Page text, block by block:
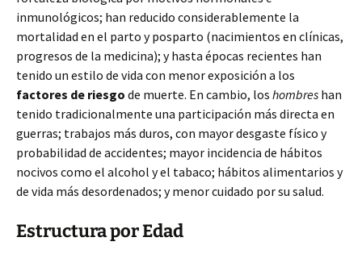
inmunológicos; han reducido considerablemente la
mortalidad en el parto y posparto (nacimientos en clínicas,
progresos de la medicina); y hasta épocas recientes han
tenido un estilo de vida con menor exposición a los
factores de riesgo de muerte. En cambio, los hombres han
tenido tradicionalmente una participación más directa en
guerras; trabajos más duros, con mayor desgaste físico y
probabilidad de accidentes; mayor incidencia de hábitos
nocivos como el alcohol y el tabaco; hábitos alimentarios y
de vida más desordenados; y menor cuidado por su salud.
Estructura por Edad